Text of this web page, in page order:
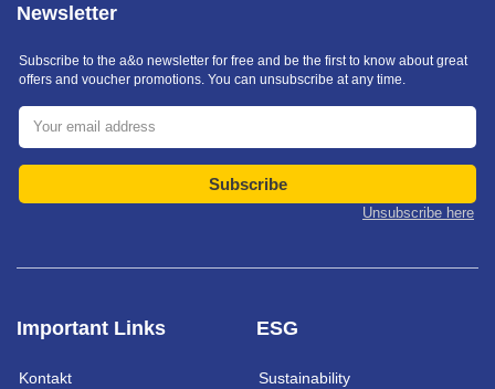
Important Links
Kontakt
ESG
Sustainability
Newsletter
Subscribe to the a&o newsletter for free and be the first to know about great
offers and voucher promotions. You can unsubscribe at any time.
Subscribe
Unsubscribe here